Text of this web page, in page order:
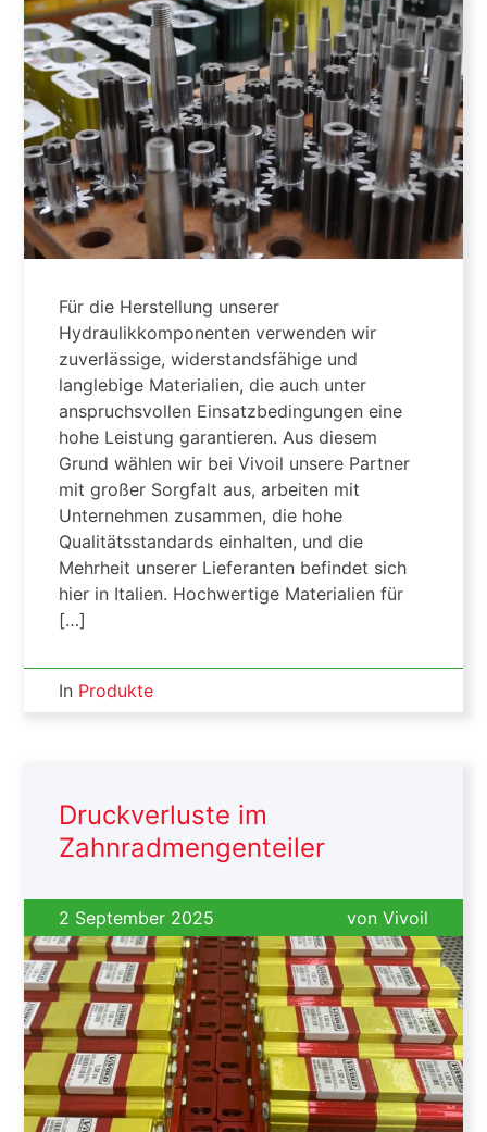
Für die Herstellung unserer
Hydraulikkomponenten verwenden wir
zuverlässige, widerstandsfähige und
langlebige Materialien, die auch unter
anspruchsvollen Einsatzbedingungen eine
hohe Leistung garantieren. Aus diesem
Grund wählen wir bei Vivoil unsere Partner
mit großer Sorgfalt aus, arbeiten mit
Unternehmen zusammen, die hohe
Qualitätsstandards einhalten, und die
Mehrheit unserer Lieferanten befindet sich
hier in Italien. Hochwertige Materialien für
[…]
In Produkte
Druckverluste im
Zahnradmengenteiler
2 September 2025 von Vivoil